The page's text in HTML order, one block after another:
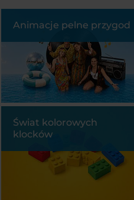
Animacje pelne przygod
Świat kolorowych
klocków